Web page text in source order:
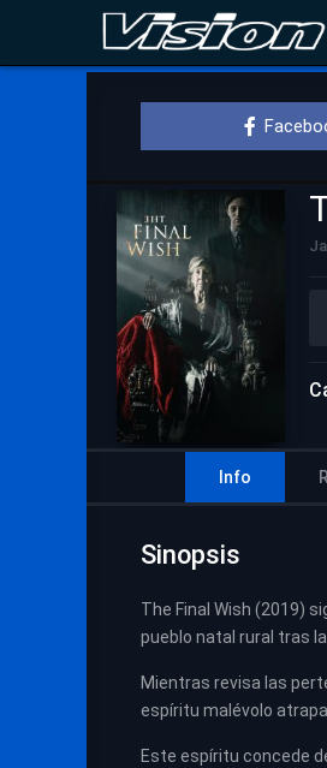
Info
Sinopsis
The Final Wish (2019)
pueblo natal rural tras
Mientras revisa las
espíritu malévolo
Este espíritu concede